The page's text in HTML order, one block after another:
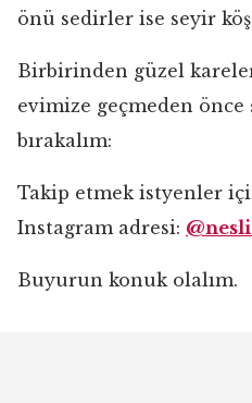
önü sedirler ise seyir
Birbirinden güzel
evimize geçmeden
bırakalım:
Takip etmek istyenler
Instagram adresi:
Buyurun konuk olalım.